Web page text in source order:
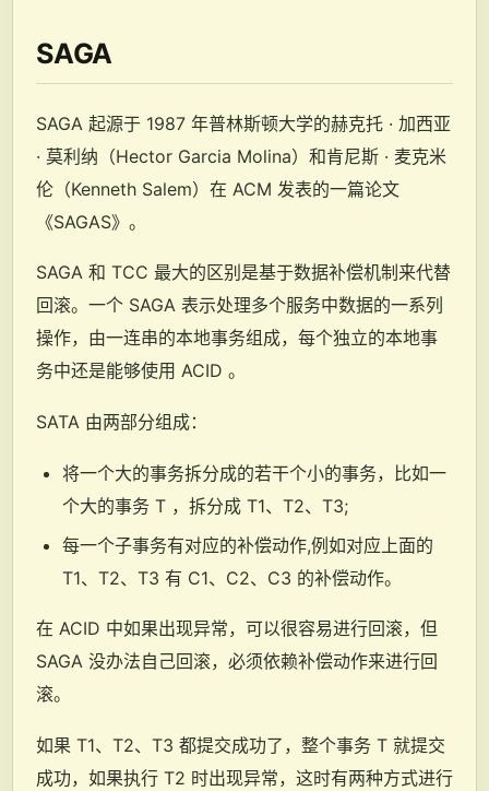
SAGA
SAGA 起源于 1987 年普林斯顿大学的赫克托 · 加西亚
· 莫利纳（Hector Garcia Molina）和肯尼斯 · 麦克米
伦（Kenneth Salem）在 ACM 发表的一篇论文
《SAGAS》。
SAGA 和 TCC 最大的区别是基于数据补偿机制来代替
回滚。一个 SAGA 表示处理多个服务中数据的一系列
操作，由一连串的本地事务组成，每个独立的本地事
务中还是能够使用 ACID 。
SATA 由两部分组成：
将一个大的事务拆分成的若干个小的事务，比如一
个大的事务 T ，拆分成 T1、T2、T3;
每一个子事务有对应的补偿动作,例如对应上面的
T1、T2、T3 有 C1、C2、C3 的补偿动作。
在 ACID 中如果出现异常，可以很容易进行回滚，但
SAGA 没办法自己回滚，必须依赖补偿动作来进行回
滚。
如果 T1、T2、T3 都提交成功了，整个事务 T 就提交
成功，如果执行 T2 时出现异常，这时有两种方式进行